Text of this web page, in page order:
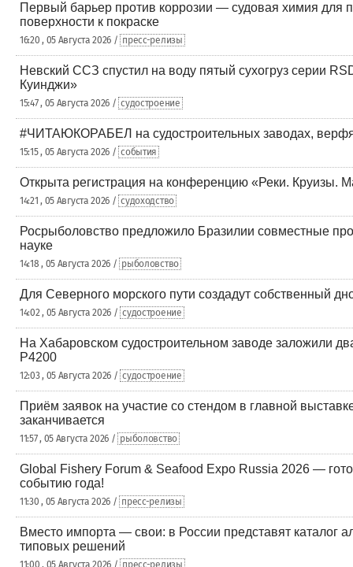
Первый барьер против коррозии — судовая химия для
поверхности к покраске
16:20 , 05 Августа 2026 / пресс-релизы
Невский ССЗ спустил на воду пятый сухогруз серии
Куинджи»
15:47 , 05 Августа 2026 / судостроение
#ЧИТАЮКОРАБЕЛ на судостроительных заводах,
15:15 , 05 Августа 2026 / события
Открыта регистрация на конференцию «Реки. Круизы.
14:21 , 05 Августа 2026 / судоходство
Росрыболовство предложило Бразилии совместные
науке
14:18 , 05 Августа 2026 / рыболовство
Для Северного морского пути создадут собственный
14:02 , 05 Августа 2026 / судостроение
На Хабаровском судостроительном заводе заложили
Р4200
12:03 , 05 Августа 2026 / судостроение
Приём заявок на участие со стендом в главной
заканчивается
11:57 , 05 Августа 2026 / рыболовство
Global Fishery Forum & Seafood Expo Russia 2026 —
событию года!
11:30 , 05 Августа 2026 / пресс-релизы
Вместо импорта — свои: в России представят каталог
типовых решений
11:00 , 05 Августа 2026 / пресс-релизы